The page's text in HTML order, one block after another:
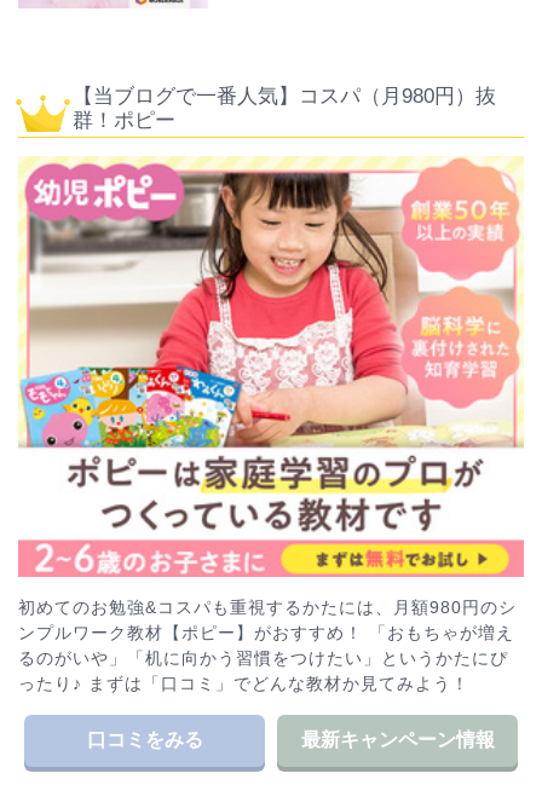
【当ブログで一番人気】コスパ（月980円）抜
群！ポピー
初めてのお勉強&コスパも重視するかたには、月額980円のシ
ンプルワーク教材【ポピー】がおすすめ！ 「おもちゃが増え
るのがいや」「机に向かう習慣をつけたい」というかたにぴ
ったり♪ まずは「口コミ」でどんな教材か見てみよう！
口コミをみる 最新キャンペーン情報